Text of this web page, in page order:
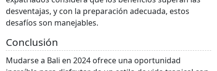
desventajas, y con la preparación adecuada, estos
desafíos son manejables.
Conclusión
Mudarse a Bali en 2024 ofrece una oportunidad